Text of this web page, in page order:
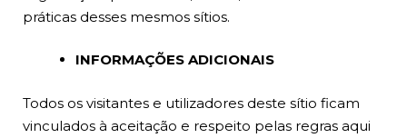
práticas desses mesmos sítios.
INFORMAÇÕES ADICIONAIS
Todos os visitantes e utilizadores deste sítio ficam
vinculados à aceitação e respeito pelas regras aqui